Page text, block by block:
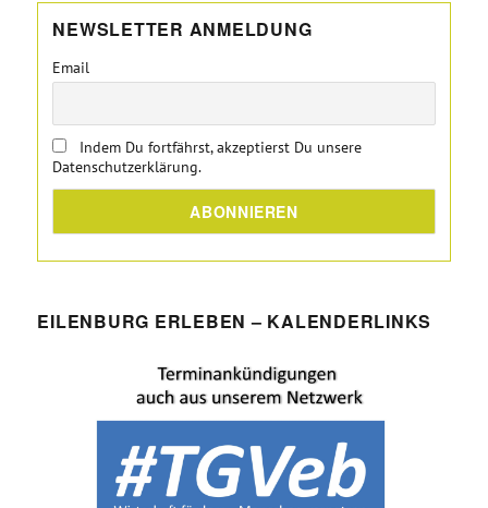
NEWSLETTER ANMELDUNG
Email
Indem Du fortfährst, akzeptierst Du unsere
Datenschutzerklärung.
EILENBURG ERLEBEN – KALENDERLINKS